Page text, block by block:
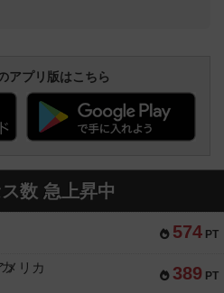
アプリ版はこちら
数 急上昇中
574 PT
389 PT
メリカ